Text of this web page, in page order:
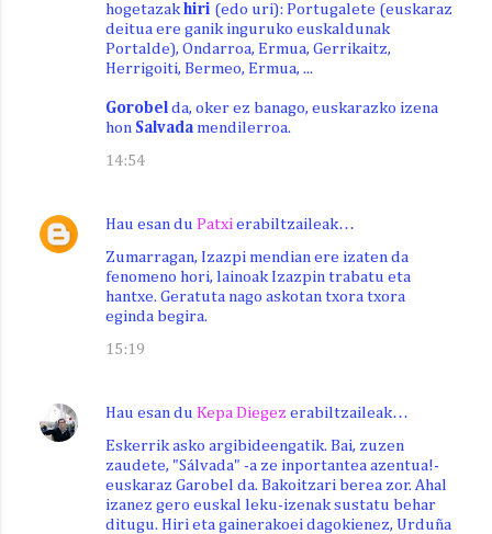
hogetazak hiri (edo uri): Portugalete (euskaraz
deitua ere ganik inguruko euskaldunak
Portalde), Ondarroa, Ermua, Gerrikaitz,
Herrigoiti, Bermeo, Ermua, ...
Gorobel da, oker ez banago, euskarazko izena
hon Salvada mendilerroa.
14:54
Hau esan du Patxi erabiltzaileak…
Zumarragan, Izazpi mendian ere izaten da
fenomeno hori, lainoak Izazpin trabatu eta
hantxe. Geratuta nago askotan txora txora
eginda begira.
15:19
Hau esan du Kepa Diegez erabiltzaileak…
Eskerrik asko argibideengatik. Bai, zuzen
zaudete, "Sálvada" -a ze inportantea azentua!-
euskaraz Garobel da. Bakoitzari berea zor. Ahal
izanez gero euskal leku-izenak sustatu behar
ditugu. Hiri eta gainerakoei dagokienez, Urduña